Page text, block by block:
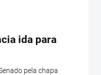
ida para
pela chapa